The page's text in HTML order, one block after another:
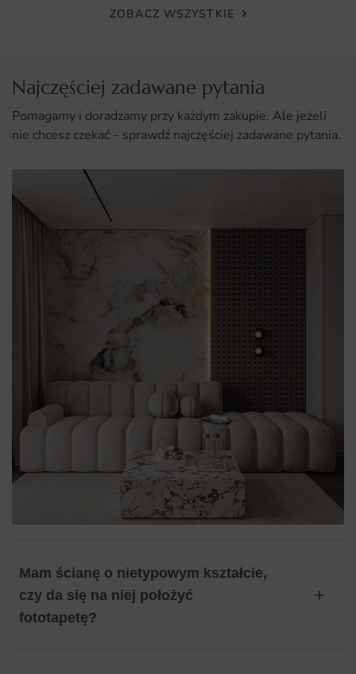
ZOBACZ WSZYSTKIE
Najczęściej zadawane pytania
Pomagamy i doradzamy przy każdym zakupie. Ale jeżeli
nie chcesz czekać – sprawdź najczęściej zadawane pytania.
Mam ścianę o nietypowym kształcie,
czy da się na niej położyć
fototapetę?